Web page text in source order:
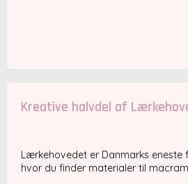
Kreative halvdel af
Lærkehovedet er Danmarks eneste
hvor du finder materialer til